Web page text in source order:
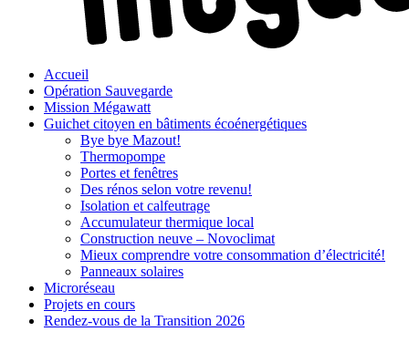
Accueil
Opération Sauvegarde
Mission Mégawatt
Guichet citoyen en bâtiments écoénergétiques
Bye bye Mazout!
Thermopompe
Portes et fenêtres
Des rénos selon votre revenu!
Isolation et calfeutrage
Accumulateur thermique local
Construction neuve – Novoclimat
Mieux comprendre votre consommation d’électricité!
Panneaux solaires
Microréseau
Projets en cours
Rendez-vous de la Transition 2026